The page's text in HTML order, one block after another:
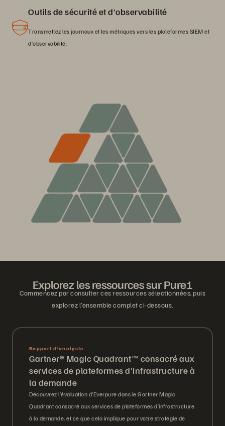
Outils de sécurité et d’observabilité
Transmettez les journaux et les métriques vers les plateformes SIEM et
d’observabilité.
Explorez les ressources sur Pure1
Commencez par consulter ces ressources sélectionnées, puis
explorez l’ensemble complet ci-dessous.
Rapport d’analyste
Gartner® Magic Quadrant™ consacré aux
services de plateformes d’infrastructure à
la demande
Découvrez l’évaluation d’Everpure dans le Gartner Magic
Quadrant consacré aux services de plateformes d’infrastructure
à la demande, et ce que cela implique pour votre stratégie de